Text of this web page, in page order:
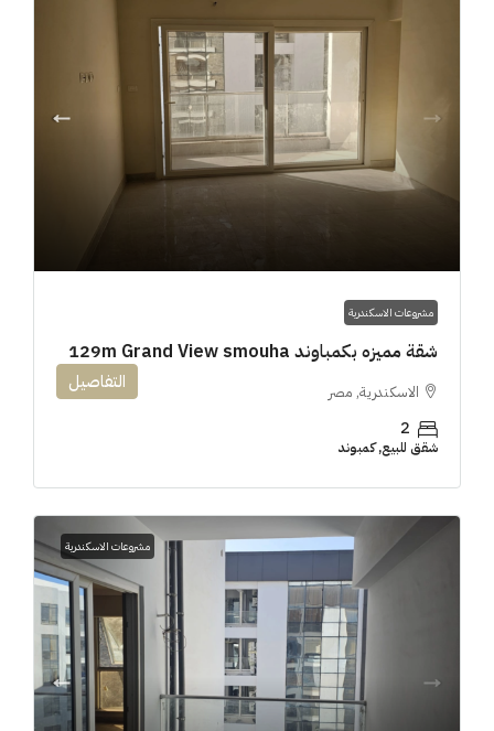
مشروعات الاسكندرية
شقة مميزه بكمباوند 129m Grand View smouha
الاسكندرية, مصر
2
شقق للبيع, كمبوند
التفاصيل
مشروعات الاسكندرية